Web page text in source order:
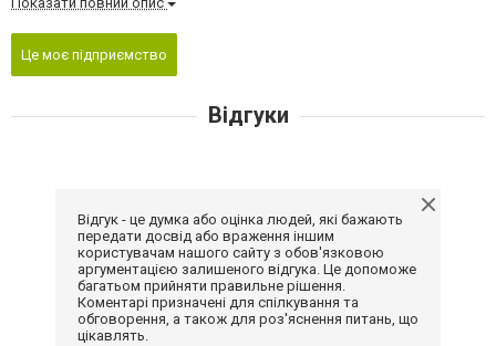
Це моє підприємство
Відгуки
Відгук - це думка або оцінка людей, які бажають
передати досвід або враження іншим
користувачам нашого сайту з обов'язковою
аргументацією залишеного відгука. Це допоможе
багатьом прийняти правильне рішення.
Коментарі призначені для спілкування та
обговорення, а також для роз'яснення питань, що
цікавлять.